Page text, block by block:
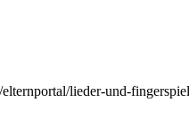
lieder-und-